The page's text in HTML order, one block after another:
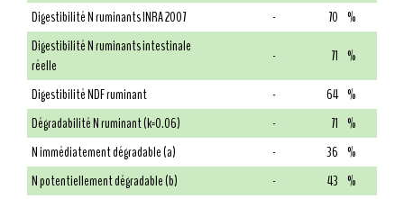
Digestibilité N ruminants INRA 2007
- 70 %
Digestibilité N ruminants intestinale
réelle
- 71 %
Digestibilité NDF ruminant
- 64 %
Dégradabilité N ruminant (k=0.06)
- 71 %
N immédiatement dégradable (a)
- 36 %
N potentiellement dégradable (b)
- 43 %